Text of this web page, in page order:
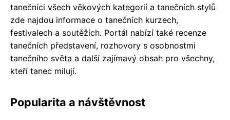
tanečníci všech věkových kategorií a tanečních stylů
zde najdou informace o tanečních kurzech,
festivalech a soutěžích. Portál nabízí také recenze
tanečních představení, rozhovory s osobnostmi
tanečního světa a další zajímavý obsah pro všechny,
kteří tanec milují.
Popularita a návštěvnost